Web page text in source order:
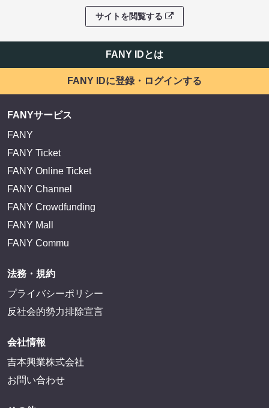
サイトを閲覧する
FANY IDとは
FANY IDに登録・ログインする
FANYサービス
FANY
FANY Ticket
FANY Online Ticket
FANY Channel
FANY Crowdfunding
FANY Mall
FANY Commu
法務・規約
プライバシーポリシー
反社会的勢力排除宣言
会社情報
吉本興業株式会社
お問い合わせ